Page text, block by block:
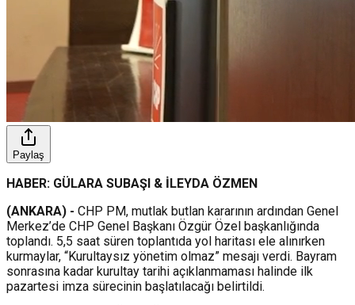
Paylaş
HABER: GÜLARA SUBAŞI & İLEYDA ÖZMEN
(ANKARA) - CHP PM, mutlak butlan kararının ardından Genel
Merkez’de CHP Genel Başkanı Özgür Özel başkanlığında
toplandı. 5,5 saat süren toplantıda yol haritası ele alınırken
kurmaylar, “Kurultaysız yönetim olmaz” mesajı verdi. Bayram
sonrasına kadar kurultay tarihi açıklanmaması halinde ilk
pazartesi imza sürecinin başlatılacağı belirtildi.